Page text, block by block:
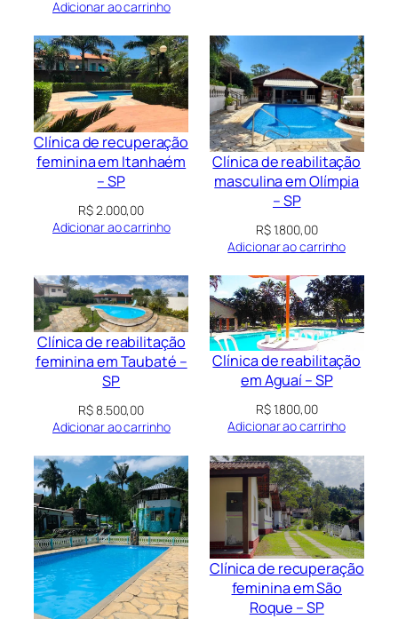
Adicionar ao carrinho
Clínica de recuperação
feminina em Itanhaém
– SP
R$2.000,00
Adicionar ao carrinho
Clínica de reabilitação
masculina em Olímpia
– SP
R$1.800,00
Adicionar ao carrinho
Clínica de reabilitação
feminina em Taubaté –
SP
R$8.500,00
Adicionar ao carrinho
Clínica de reabilitação
em Aguaí – SP
R$1.800,00
Adicionar ao carrinho
Clínica de recuperação
feminina em São
Roque – SP